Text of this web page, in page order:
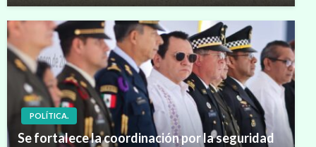
POLÍTICA.
Se fortalece la coordinación por la seguridad